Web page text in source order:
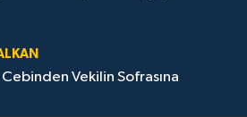
Vekilin Sofrasına